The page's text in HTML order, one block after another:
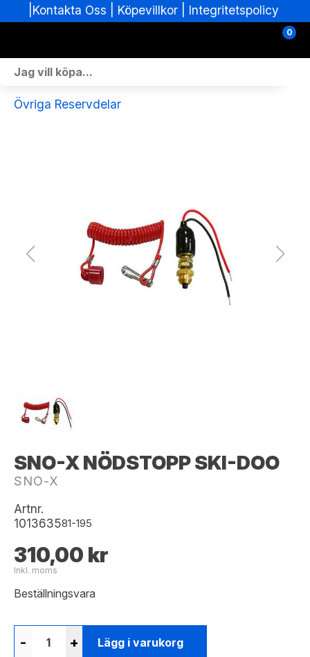
Köpevillkor| Integritetspolicy
0
Fordon i lager
Övriga Reservdelar
SNO-X NÖDSTOPP SKI-DOO
SNO-X
Artnr.
101363581-195
310,00 kr
Inkl. moms
Beställningsvara
- + Lägg i varukorg